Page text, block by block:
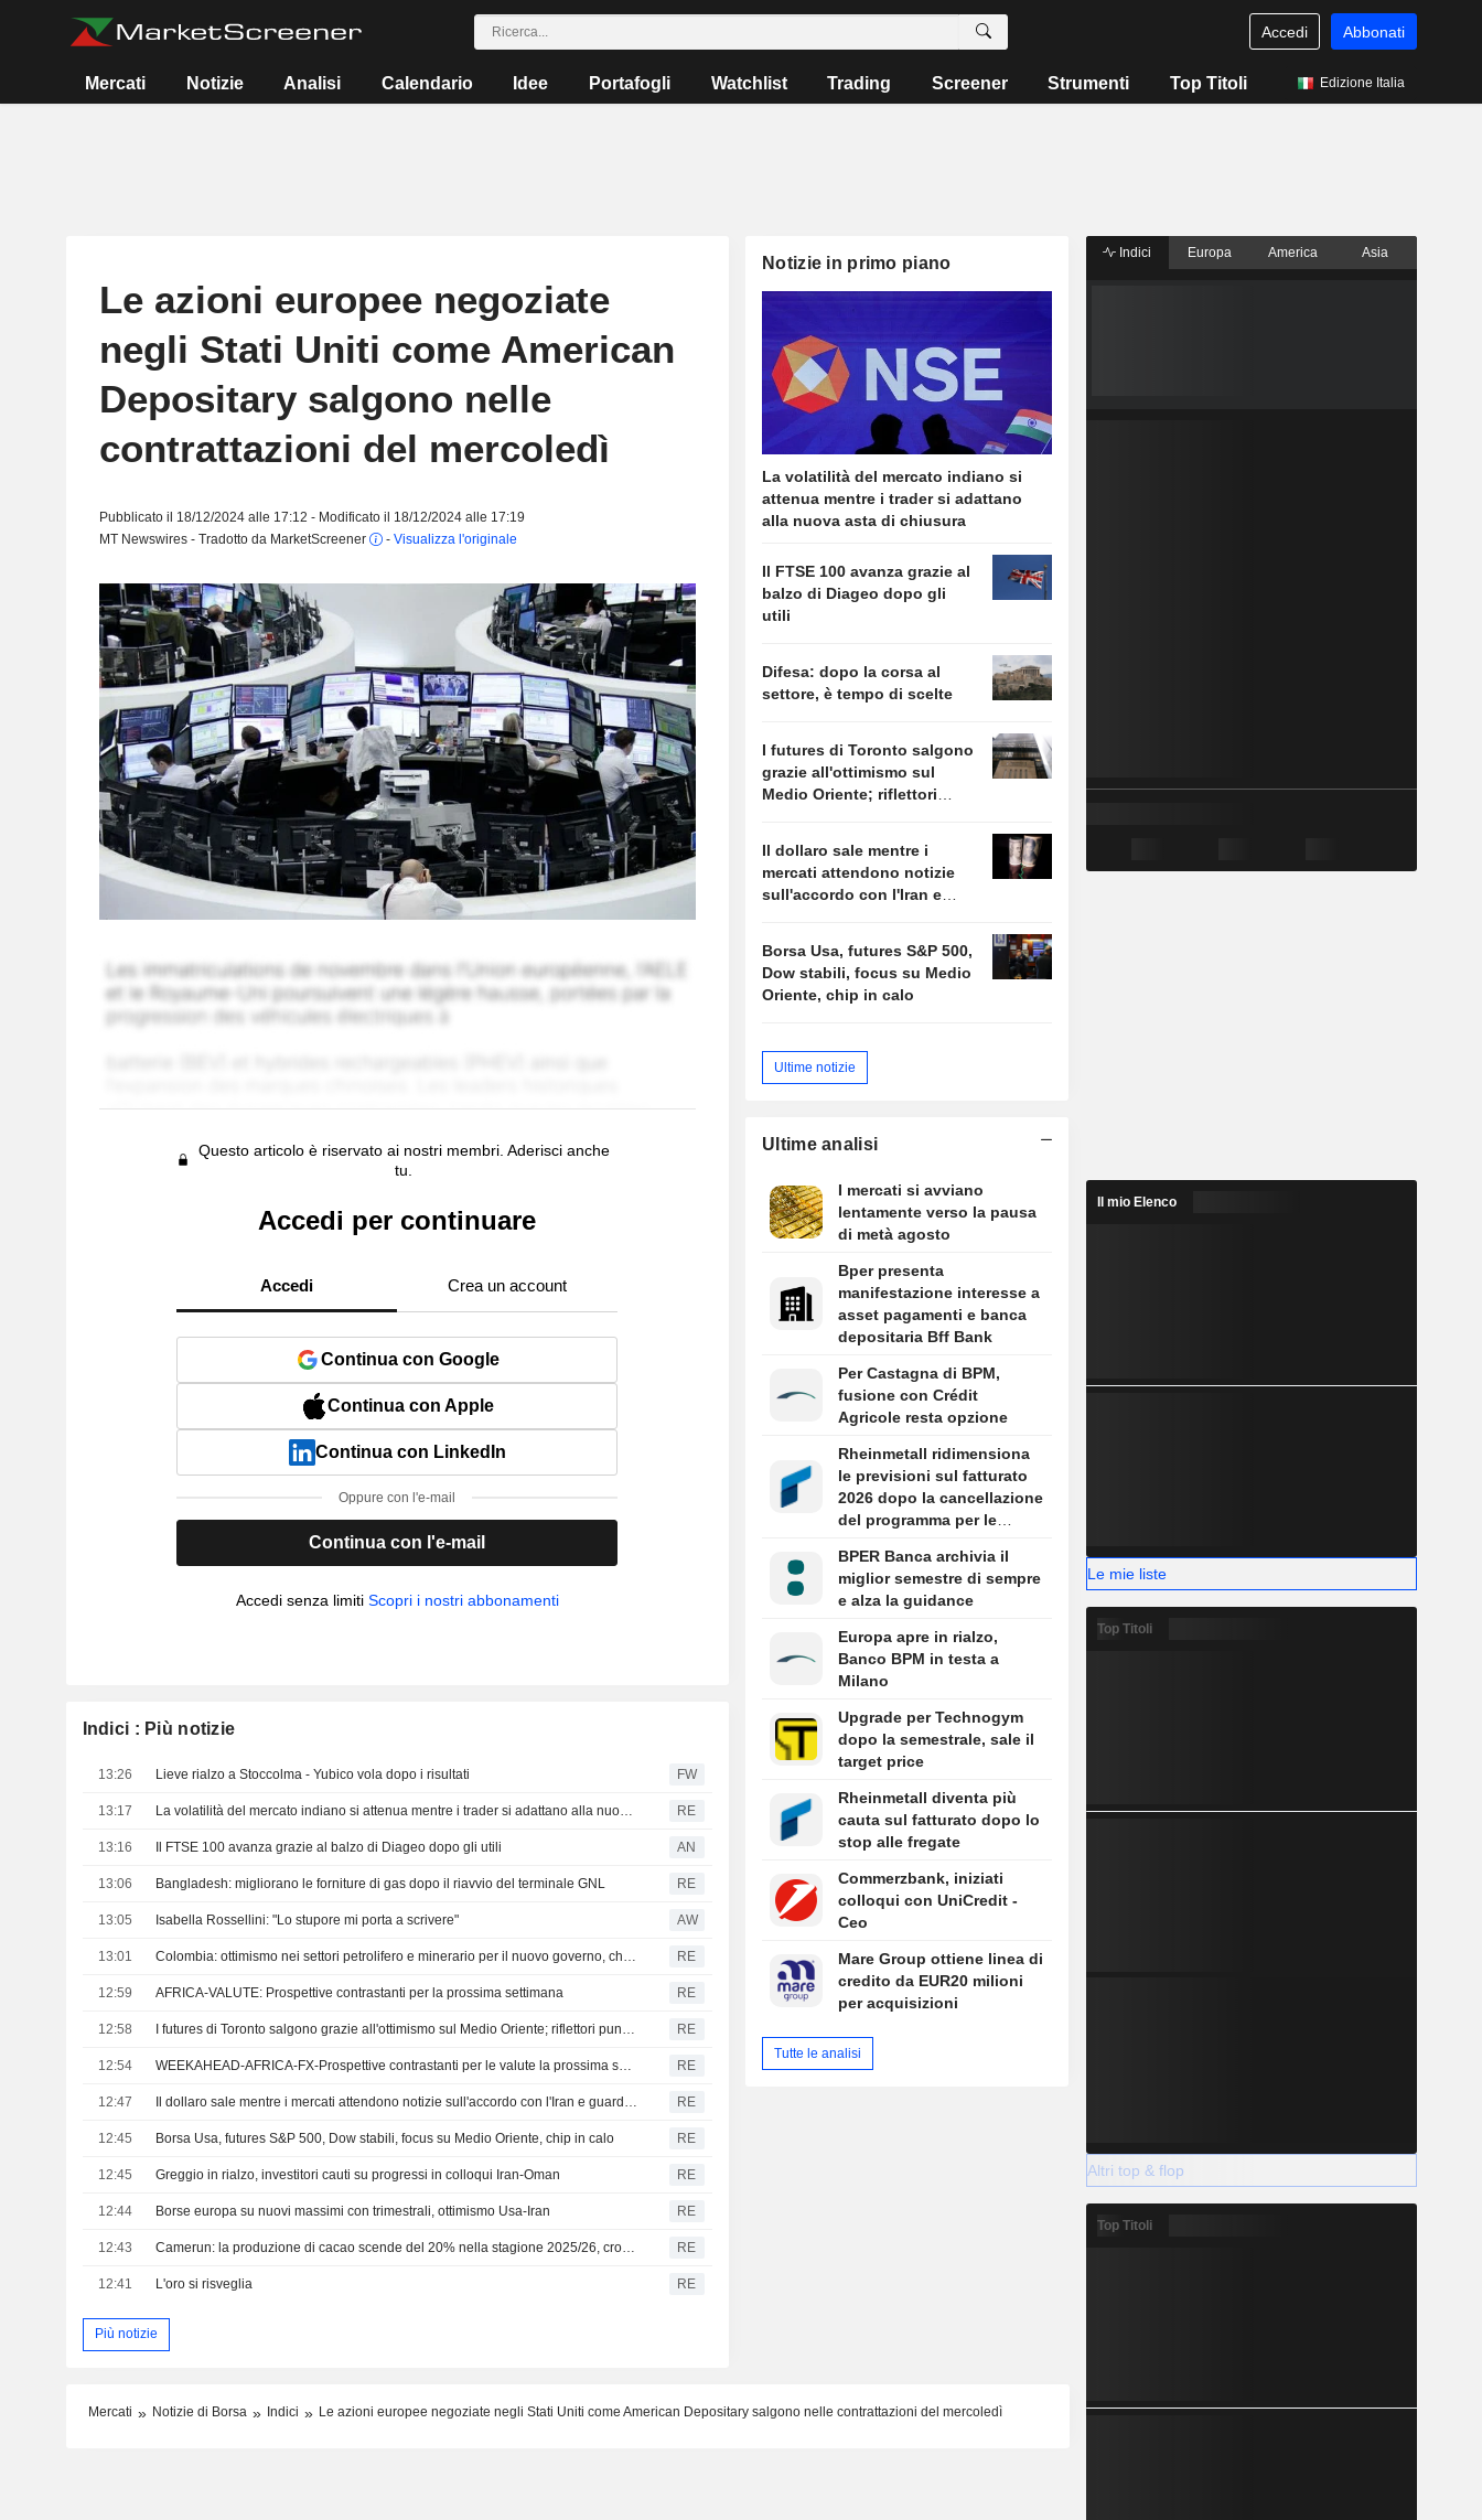
Accedi Abbonati
Mercati Notizie Analisi Calendario Idee Portafogli Watchlist Trading Screener Strumenti Top Titoli Edizione Italia
Le azioni europee negoziate
negli Stati Uniti come American
Depositary salgono nelle
contrattazioni del mercoledì
Pubblicato il 18/12/2024 alle 17:12 - Modificato il 18/12/2024 alle 17:19
MT Newswires - Tradotto da MarketScreener
- Visualizza l'originale
Questo articolo è riservato ai nostri membri. Aderisci anche
tu.
Accedi per continuare
Accedi Crea un account
Continua con Google
Continua con Apple
Continua con LinkedIn
Oppure con l'e-mail
Continua con l'e-mail
Accedi senza limiti Scopri i nostri abbonamenti
Indici : Più notizie
13:26 Lieve rialzo a Stoccolma - Yubico vola dopo i risultati FW
13:17 RE
13:16 Il FTSE 100 avanza grazie al balzo di Diageo dopo gli utili AN
13:06 Bangladesh: migliorano le forniture di gas dopo il riavvio del terminale GNL RE
13:05 Isabella Rossellini: "Lo stupore mi porta a scrivere" AW
13:01 RE
12:59 AFRICA-VALUTE: Prospettive contrastanti per la prossima settimana RE
12:58 RE
12:54 RE
12:47 RE
12:45 Borsa Usa, futures S&P 500, Dow stabili, focus su Medio Oriente, chip in calo RE
12:45 Greggio in rialzo, investitori cauti su progressi in colloqui Iran-Oman RE
12:44 Borse europa su nuovi massimi con trimestrali, ottimismo Usa-Iran RE
12:43 RE
12:41 L'oro si risveglia RE
Più notizie
Notizie in primo piano
La volatilità del mercato indiano si
attenua mentre i trader si adattano
alla nuova asta di chiusura
Il FTSE 100 avanza grazie al
balzo di Diageo dopo gli
utili
Difesa: dopo la corsa al
settore, è tempo di scelte
I futures di Toronto salgono
grazie all'ottimismo sul
Medio Oriente; riflettori
Il dollaro sale mentre i
mercati attendono notizie
sull'accordo con l'Iran e
Borsa Usa, futures S&P 500,
Dow stabili, focus su Medio
Oriente, chip in calo
Ultime notizie
Ultime analisi
I mercati si avviano
lentamente verso la pausa
di metà agosto
Bper presenta
manifestazione interesse a
asset pagamenti e banca
depositaria Bff Bank
Per Castagna di BPM,
fusione con Crédit
Agricole resta opzione
Rheinmetall ridimensiona
le previsioni sul fatturato
2026 dopo la cancellazione
del programma per le
BPER Banca archivia il
miglior semestre di sempre
e alza la guidance
Europa apre in rialzo,
Banco BPM in testa a
Milano
Upgrade per Technogym
dopo la semestrale, sale il
target price
Rheinmetall diventa più
cauta sul fatturato dopo lo
stop alle fregate
Commerzbank, iniziati
colloqui con UniCredit -
Ceo
Mare Group ottiene linea di
credito da EUR20 milioni
per acquisizioni
Tutte le analisi
Mercati Notizie di Borsa Indici Le azioni europee negoziate negli Stati Uniti come American Depositary salgono nelle contrattazioni del mercoledì
Indici Europa America Asia
Il mio Elenco
Le mie liste
Top Titoli
Altri top & flop
Top Titoli